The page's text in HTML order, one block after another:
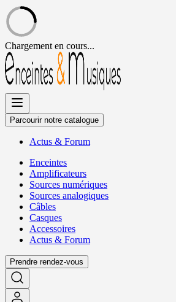
Chargement en cours...
Allez
au
contenu
Parcourir notre catalogue
Actus & Forum
Enceintes
Amplificateurs
Sources numériques
Sources analogiques
Câbles
Casques
Accessoires
Actus & Forum
Prendre rendez-vous